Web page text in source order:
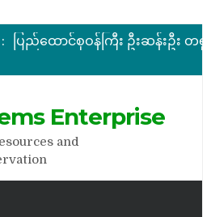
အိတ်ဖွင့်တင်ဒါခေါ်ယူခြင်း
Enterprise
and